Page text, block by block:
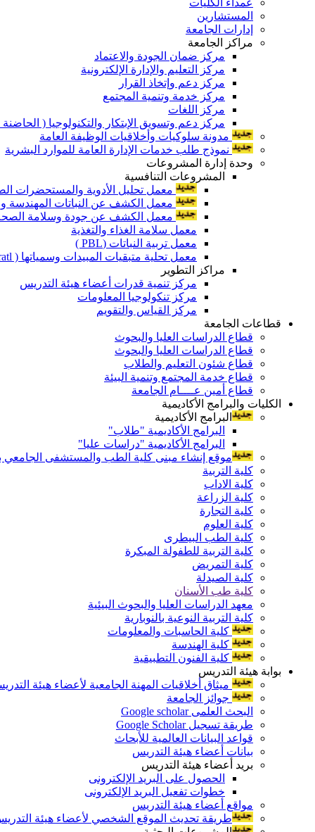
المستشارين
إدارات الجامعة
مراكز الجامعة
مركز ضمان الجودة والاعتماد
مركز التعليم والإدارة الإلكترونية
مركز دعم وإتخاذ القرار
مركز خدمة وتنمية المجتمع
مركز اللغات
مركز دعم وتسويق الإبتكار والتكنولوجيا ( الحاضنة
مدونة سلوكيات وأخلاقيات الوظيفة العامة
نموذج طلب خدمات الإدارة العامة للموارد البشرية
وحدة إدارة المشروعات
المشروعات التنافسية
معمل تحليل الأدوية والمستحضرات
معمل الكشف عن النباتات المهندسة
معمل الكشف عن جودة وسلامة الصحة
معمل سلامة الغذاء والتغذية
معمل تربية النباتات (PBL )
معمل تحلية متبقيات المبيدات وسمياتها ( Pratl )
مراكز التطوير
مركز تنمية قدرات أعضاء هيئة التدريس
مركز تنكولوجيا المعلومات
مركز القياس والتقويم
قطاعات الجامعة
قطاع الدراسات العليا والبحوث
قطاع الدراسات العليا والبحوث
قطاع شئون التعليم والطلاب
قطاع خدمة المجتمع وتنمية البيئة
قطاع أمين عــــام الجامعة
الكليات والبرامج الأكاديمية
البرامج الأكاديمية
البرامج الأكاديمية "طلاب"
البرامج الأكاديمية "دراسات عليا"
موقع إنشاء مبنى كلية الطب والمستشفى الجامعي
كلية التربية
كلية الاداب
كلية الزراعة
كلية التجارة
كلية العلوم
كلية الطب البيطرى
كلية التربية للطفولة المبكرة
كلية التمريض
كلية الصيدلة
كلية طب الأسنان
معهد الدراسات العليا والبحوث البيئية
كلية التربية النوعية بالنوبارية
كلية الحاسبات والمعلومات
كلية الهندسة
كلية الفنون التطبيقية
بوابة هيئة التدريس
ميثاق أخلاقيات المهنة الجامعية لأعضاء هيئة
جوائز الجامعة
البحث العلمى Google scholar
طريقة تسجيل Google Scholar
قواعد البيانات العالمية للأبحاث
بيانات أعضاء هيئة التدريس
بريد أعضاء هيئة التدريس
الحصول على البريد الإلكترونى
خطوات تفعيل البريد الإلكترونى
مواقع أعضاء هيئة التدريس
طريقة تحديث الموقع الشخصي لأعضاء هيئة التدريس